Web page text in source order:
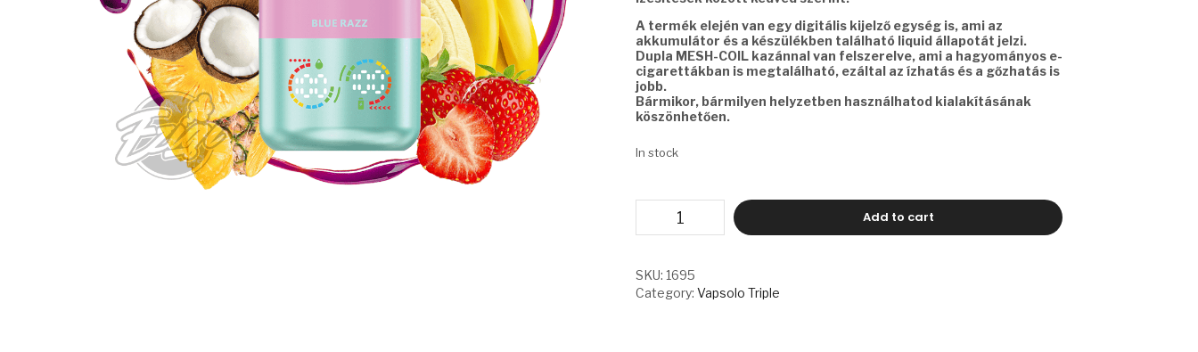
A termék elején van egy digitális kijelző egység is, ami az
akkumulátor és a készülékben található liquid állapotát jelzi.
Dupla MESH-COIL kazánnal van felszerelve, ami a hagyományos e-
cigarettákban is megtalálható, ezáltal az ízhatás és a gőzhatás is
jobb.
Bármikor, bármilyen helyzetben használhatod kialakításának
köszönhetően.
In stock
TRIPLE
-
COCONUT
&
STRAWBERRY
Add to cart
SKU:1695
Category:Vapsolo Triple